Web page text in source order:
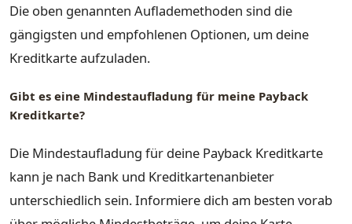
Die oben genannten Auflademethoden sind die
gängigsten und empfohlenen Optionen, um deine
Kreditkarte aufzuladen.
Gibt es eine Mindestaufladung für meine Payback
Kreditkarte?
Die Mindestaufladung für deine Payback Kreditkarte
kann je nach Bank und Kreditkartenanbieter
unterschiedlich sein. Informiere dich am besten vorab